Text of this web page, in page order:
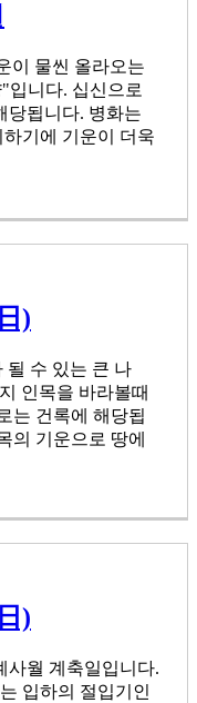
이 물씬 올라오는
입니다. 십신으로
당됩니다. 병화는
기에 기운이 더욱
)
될 수 있는 큰 나
인목을 바라볼때
는 건록에 해당됩
의 기운으로 땅에
)
사월 계축일입니다.
입하의 절입기인